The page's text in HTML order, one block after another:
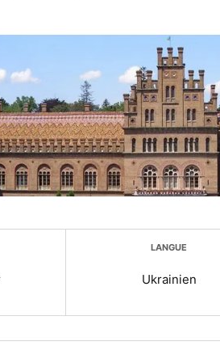
LANGUE
Ukrainien